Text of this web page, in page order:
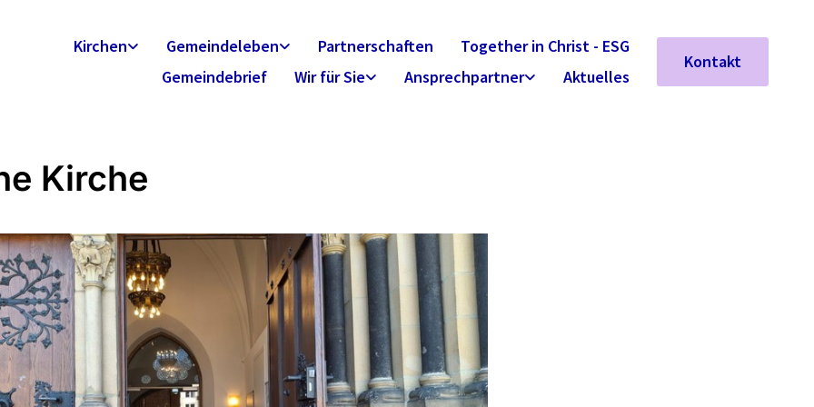
Kirchen Gemeindeleben Partnerschaften
Together in Christ - ESG
Gemeindebrief
Wir für Sie Ansprechpartner Aktuelles
Kontakt
Kirche